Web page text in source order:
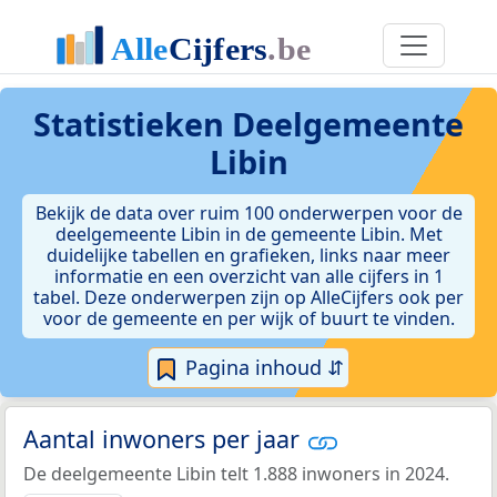
Statistieken Deelgemeente
Libin
Bekijk de data over ruim 100 onderwerpen voor de
deelgemeente Libin in de gemeente Libin. Met
duidelijke tabellen en grafieken, links naar meer
informatie en een overzicht van alle cijfers in 1
tabel. Deze onderwerpen zijn op AlleCijfers ook per
voor de gemeente en per wijk of buurt te vinden.
Pagina inhoud ⇵
Aantal inwoners per jaar
De deelgemeente Libin telt 1.888 inwoners in 2024.